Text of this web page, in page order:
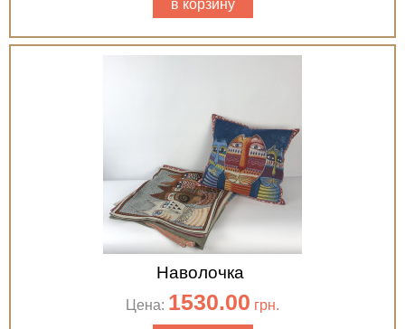
в корзину
Наволочка
Цена: 1530.00 грн.